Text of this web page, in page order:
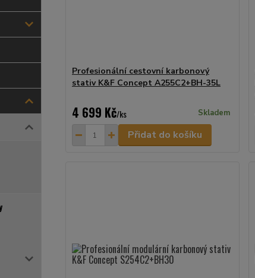
Profesionální cestovní karbonový
stativ K&F Concept A255C2+BH-35L
4 699 Kč/ks Skladem
Přidat do košíku